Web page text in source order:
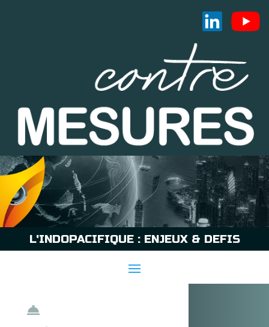
L'INDOPACIFIQUE : ENJEUX & DEFIS
